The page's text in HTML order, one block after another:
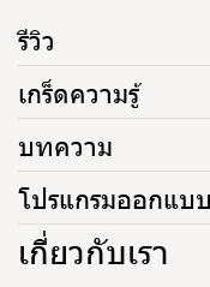
รีวิว
เกร็ดความรู้
บทความ
โปรแกรมออกแบ
เกี่ยวกับเรา